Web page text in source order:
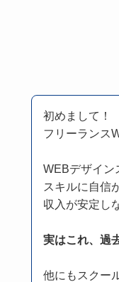
初めまして！
フリーランス
WEBデザイン
スキルに自
収入が安定し
実はこれ、過
他にもスクー